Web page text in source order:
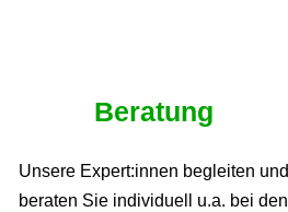
Beratung
Unsere Expert:innen begleiten und
beraten Sie individuell u.a. bei den